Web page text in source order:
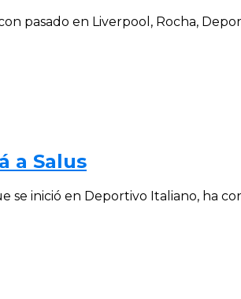
pasado en Liverpool, Rocha,
a Salus
inició en Deportivo Italiano, ha